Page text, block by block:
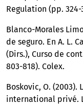
Regulation (pp. 324-
Blanco-Morales
de seguro. En A. L.
(Dirs.), Curso de
803-818). Colex.
Boskovic, O.
international privé.